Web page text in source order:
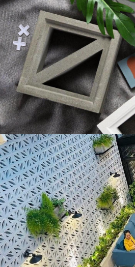
thuật của
gió 30x30cm
Để có cái nhìn tổng quan về
30x30cm, chúng ta cần
số kỹ thuật và giá cả của sản
Thông số kỹ thuật
Thông số
Kích thước
Chất liệu
Trọng lượng
5-7
Màu sắc
Đa